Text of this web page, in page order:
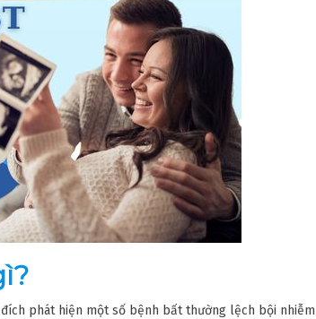
phát hiện một số bệnh bất thường lệch bội nhiễm